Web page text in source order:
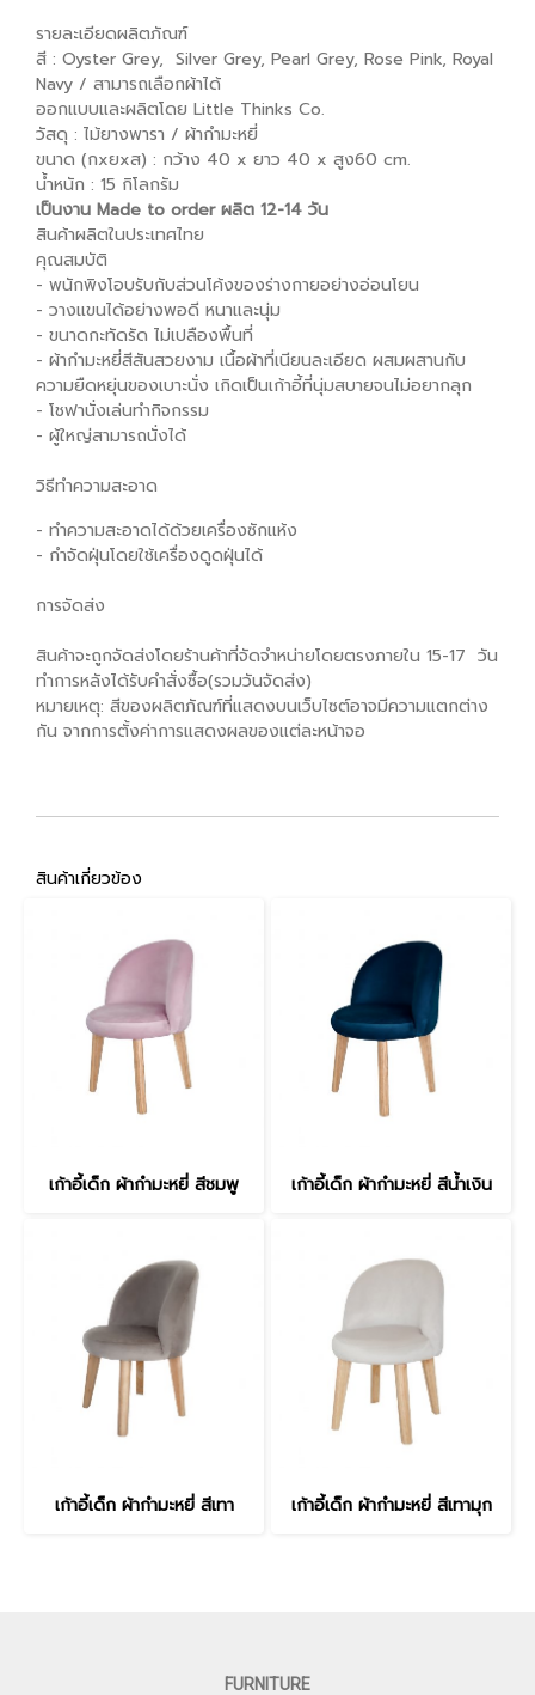
รายละเอียดผลิตภัณฑ์
สี : Oyster Grey, Silver Grey, Pearl Grey, Rose Pink, Royal
Navy / สามารถเลือกผ้าได้
ออกแบบและผลิตโดย Little Thinks Co.
วัสดุ : ไม้ยางพารา / ผ้ากำมะหยี่
ขนาด (กxยxส) : กว้าง 40 x ยาว 40 x สูง60 cm.
น้ำหนัก : 15 กิโลกรัม
เป็นงาน Made to order ผลิต 12-14 วัน
สินค้าผลิตในประเทศไทย
คุณสมบัติ
- พนักพิงโอบรับกับส่วนโค้งของร่างกายอย่างอ่อนโยน
- วางแขนได้อย่างพอดี หนาและนุ่ม
- ขนาดกะทัดรัด ไม่เปลืองพื้นที่
- ผ้ากำมะหยี่สีสันสวยงาม เนื้อผ้าที่เนียนละเอียด ผสมผสานกับ
ความยืดหยุ่นของเบาะนั่ง เกิดเป็นเก้าอี้ที่นุ่มสบายจนไม่อยากลุก
- โชฟานั่งเล่นทำกิจกรรม
- ผู้ใหญ่สามารถนั่งได้
วิธีทำความสะอาด
- ทำความสะอาดได้ด้วยเครื่องซักแห้ง
- กำจัดฝุ่นโดยใช้เครื่องดูดฝุ่นได้
การจัดส่ง
สินค้าจะถูกจัดส่งโดยร้านค้าที่จัดจำหน่ายโดยตรงภายใน 15-17 วัน
ทำการหลังได้รับคำสั่งซื้อ(รวมวันจัดส่ง)
หมายเหตุ: สีของผลิตภัณฑ์ที่แสดงบนเว็บไซต์อาจมีความแตกต่าง
กัน จากการตั้งค่าการแสดงผลของแต่ละหน้าจอ
สินค้าเกี่ยวข้อง
เก้าอี้เด็ก ผ้ากํามะหยี่ สีชมพู เก้าอี้เด็ก ผ้ากํามะหยี่ สีน้ำเงิน
เก้าอี้เด็ก ผ้ากํามะหยี่ สีเทา เก้าอี้เด็ก ผ้ากํามะหยี่ สีเทามุก
FURNITURE